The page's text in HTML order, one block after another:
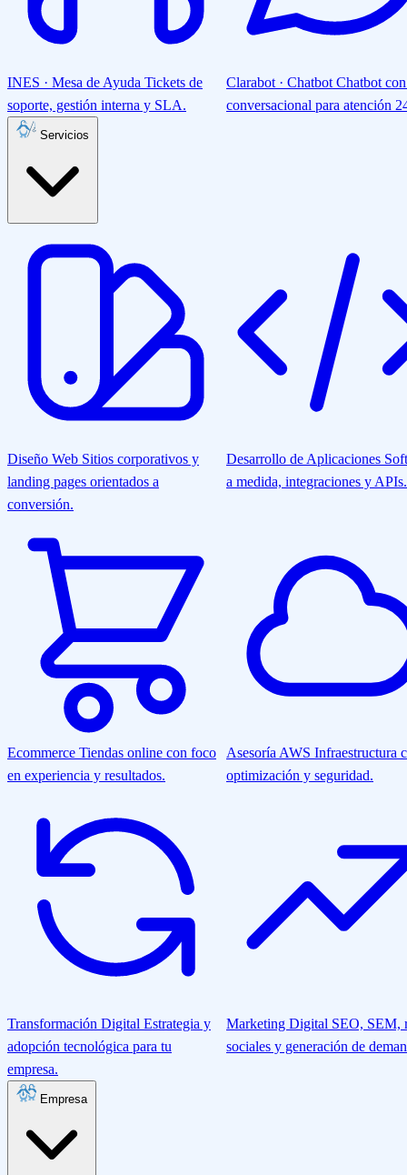
INES · Mesa de Ayuda Tickets de
soporte, gestión interna y SLA.
Clarabot · Chatbot Chatbot
conversacional para atención
Diseño Web Sitios corporativos y
landing pages orientados a
conversión.
Desarrollo de Aplicaciones
a medida, integraciones y APIs.
Ecommerce Tiendas online con foco
en experiencia y resultados.
Asesoría AWS Infraestructura
optimización y seguridad.
Transformación Digital Estrategia y
adopción tecnológica para tu
empresa.
Marketing Digital SEO, SEM,
sociales y generación de
Empresa